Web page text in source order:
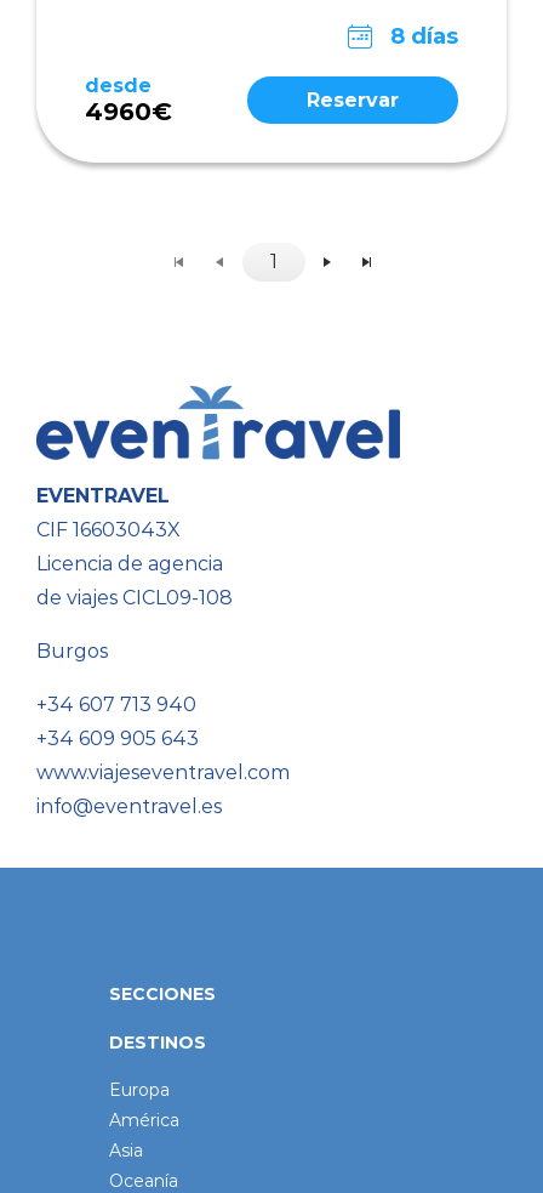
8 días
desde
4960€ Reservar
1
EVENTRAVEL
CIF 16603043X
Licencia de agencia
de viajes CICL09-108
Burgos
+34 607 713 940
+34 609 905 643
www.viajeseventravel.com
info@eventravel.es
SECCIONES
DESTINOS
Europa
América
Asia
Oceanía